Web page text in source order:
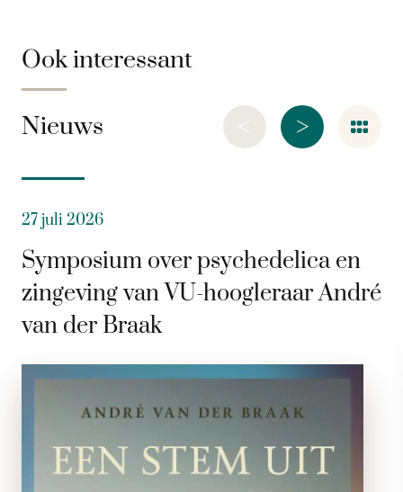
Ook interessant
Nieuws >
<
27 juli 2026
Symposium over psychedelica en
zingeving van VU-hoogleraar André
van der Braak